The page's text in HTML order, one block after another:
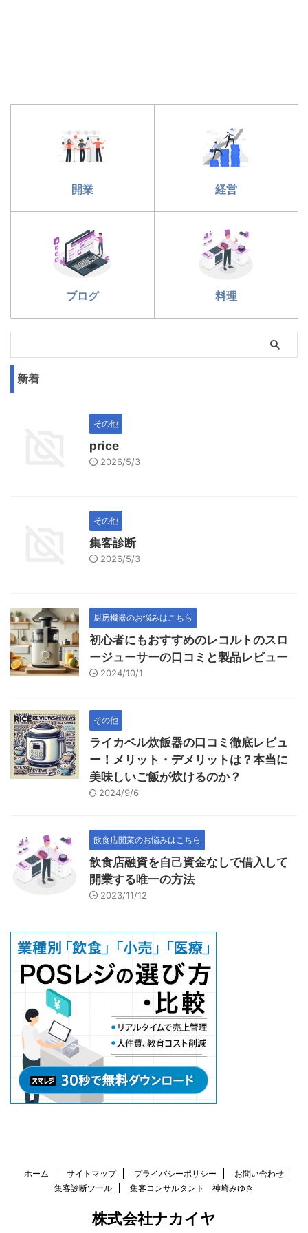
開業 経営
ブログ 料理
新着
その他
price
2026/5/3
その他
集客診断
2026/5/3
厨房機器のお悩みはこちら
初心者にもおすすめのレコルトのスロ
ージューサーの口コミと製品レビュー
2024/10/1
その他
ライカベル炊飯器の口コミ徹底レビュ
ー！メリット・デメリットは？本当に
美味しいご飯が炊けるのか？
2024/9/6
飲食店開業のお悩みはこちら
飲食店融資を自己資金なしで借入して
開業する唯一の方法
2023/11/12
ホーム サイトマップ プライバシーポリシー
お問い合わせ
集客診断ツール
集客コンサルタント 神崎みゆき
株式会社ナカイヤ